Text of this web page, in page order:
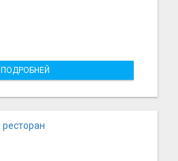
ПОДРОБНЕЙ